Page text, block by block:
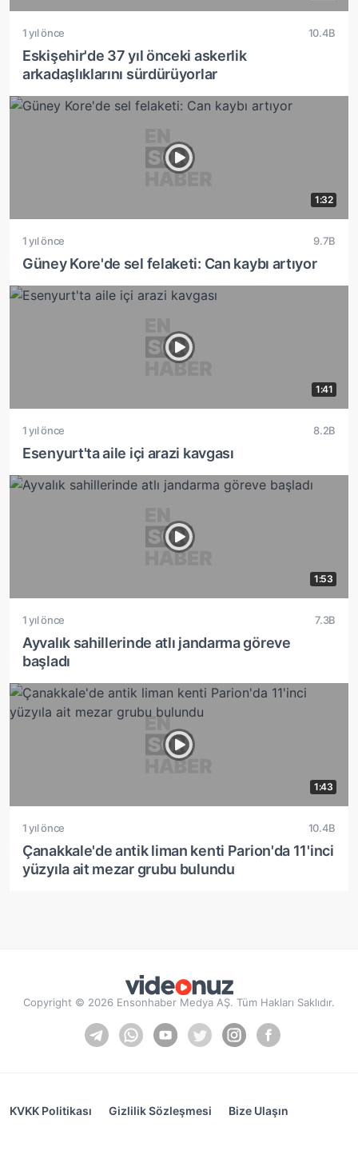
1 yıl önce 10.4B
Eskişehir'de 37 yıl önceki askerlik
arkadaşlıklarını sürdürüyorlar
1:32
1 yıl önce 9.7B
Güney Kore'de sel felaketi: Can kaybı artıyor
1:41
1 yıl önce 8.2B
Esenyurt'ta aile içi arazi kavgası
1:53
1 yıl önce 7.3B
Ayvalık sahillerinde atlı jandarma göreve
başladı
1:43
1 yıl önce 10.4B
Çanakkale'de antik liman kenti Parion'da 11'inci
yüzyıla ait mezar grubu bulundu
Copyright © 2026 Ensonhaber Medya AŞ. Tüm Hakları Saklıdır.
KVKK Politikası Gizlilik Sözleşmesi Bize Ulaşın